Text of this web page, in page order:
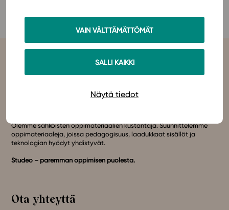
VAIN VÄLTTÄMÄTTÖMÄT
SALLI KAIKKI
Näytä tiedot
Olemme sähköisten oppimateriaalien kustantaja. Suunnittelemme
oppimateriaaleja, joissa pedagogisuus, laadukkaat sisällöt ja
teknologian hyödyt yhdistyvät.
Studeo – paremman oppimisen puolesta.
Ota yhteyttä